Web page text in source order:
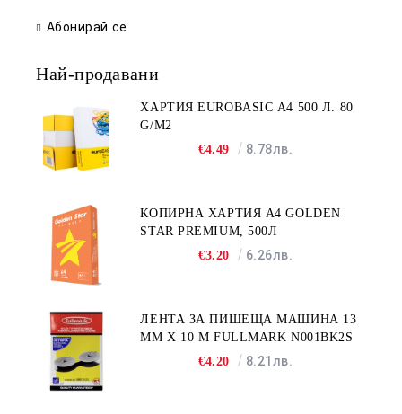
Абонирай се
Най-продавани
ХАРТИЯ EUROBASIC А4 500 Л. 80
G/M2
€4.49
8.78лв.
КОПИРНА ХАРТИЯ A4 GOLDEN
STAR PREMIUM, 500Л
€3.20
6.26лв.
ЛЕНТА ЗА ПИШЕЩА МАШИНА 13
MM X 10 M FULLMARK N001BK2S
€4.20
8.21лв.